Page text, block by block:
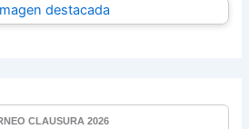
CLAUSURA 2026